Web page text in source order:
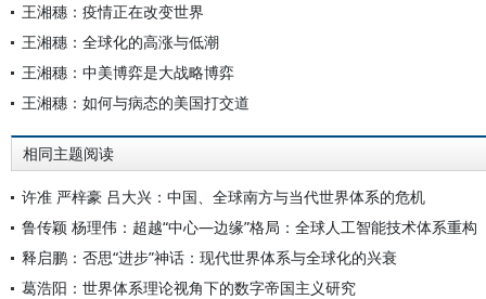
王湘穗：疫情正在改变世界
王湘穗：全球化的高涨与低潮
王湘穗：中美博弈是大战略博弈
王湘穗：如何与病态的美国打交道
相同主题阅读
许准 严梓豪 吕大兴：中国、全球南方与当代世界体系的危机
鲁传颖 杨理伟：超越“中心—边缘”格局：全球人工智能技术体系重构
释启鹏：否思“进步”神话：现代世界体系与全球化的兴衰
葛浩阳：世界体系理论视角下的数字帝国主义研究